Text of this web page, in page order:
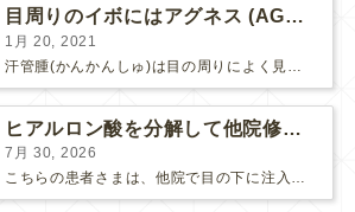
目周りのイボにはアグネス (AGNES）が効く！（ほぼ）ノーダウンタイムのイボ治療
1月 20, 2021
ヒアルロン酸を分解して他院修正（目の下のチンダル現象とその補正）
7月 30, 2026
こちらの患者さまは、他院で目の下に注入したヒアルロン酸がチンダル現象を起こしていたため、 ヒアルロン酸を分解する薬（ヒアルロニダーゼ）で分解してから 改めてヒアルロン酸を入れ直しました。 ...